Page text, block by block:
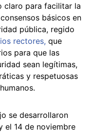
claro para facilitar la
básicos en
pública, regido
rectores, que
para que las
sean legítimas,
y respetuosas
se desarrollaron
el 14 de noviembre